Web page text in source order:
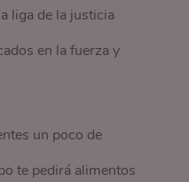
liga de la justicia
en la fuerza y
un poco de
te pedirá alimentos